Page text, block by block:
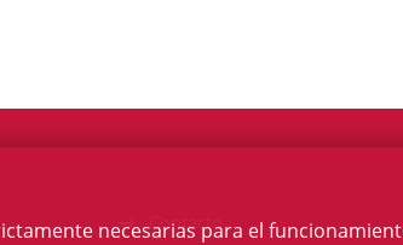
Contacto
necesarias para el